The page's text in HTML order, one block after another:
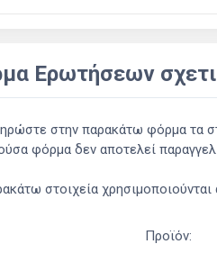
Ερωτήσεων
στην παρακάτω φόρμα τα
φόρμα δεν αποτελεί
στοιχεία
Προϊόν: